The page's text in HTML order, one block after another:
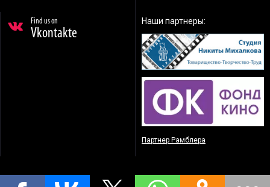
Find us on
Vkontakte
Наши партнеры:
Партнер Рамблера